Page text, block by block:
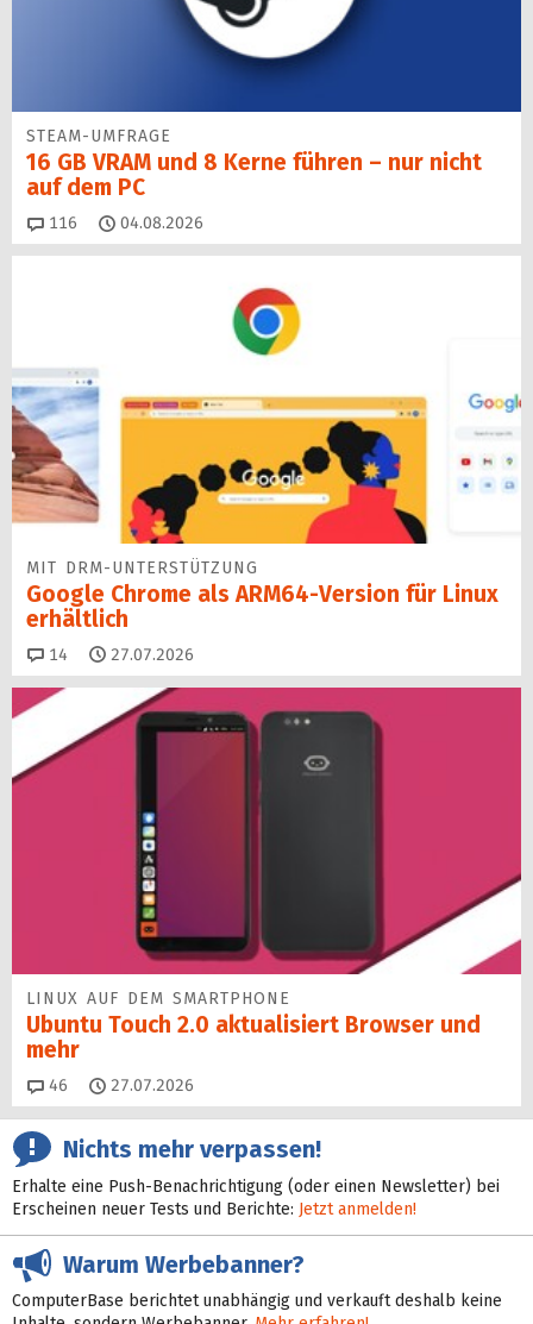
STEAM-UMFRAGE
16 GB VRAM und 8 Kerne führen – nur nicht
auf dem PC
116 Kommentare
04.08.2026
MIT DRM-UNTERSTÜTZUNG
Google Chrome als ARM64-Version für Linux
erhältlich
14 Kommentare
27.07.2026
LINUX AUF DEM SMARTPHONE
Ubuntu Touch 2.0 aktualisiert Browser und
mehr
46 Kommentare
27.07.2026
Nichts mehr verpassen!
Erhalte eine Push-Benachrichtigung (oder einen Newsletter) bei
Erscheinen neuer Tests und Berichte: Jetzt anmelden!
Warum Werbebanner?
ComputerBase berichtet unabhängig und verkauft deshalb keine